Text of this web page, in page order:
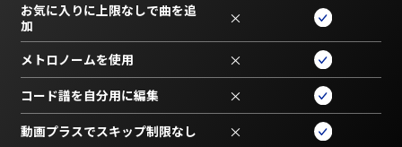
お気に入りに上限なしで曲を追
加
×
メトロノームを使用 ×
コード譜を自分用に編集 ×
動画プラスでスキップ制限なし ×